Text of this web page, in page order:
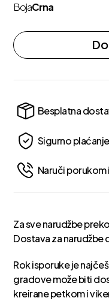
BojaCrna
Besplatna
Sigurno
Naruči porukom
Za sve narudžbe
Dostava za narudžbe
Rok isporuke je
gradove može biti
kreirane petkom i